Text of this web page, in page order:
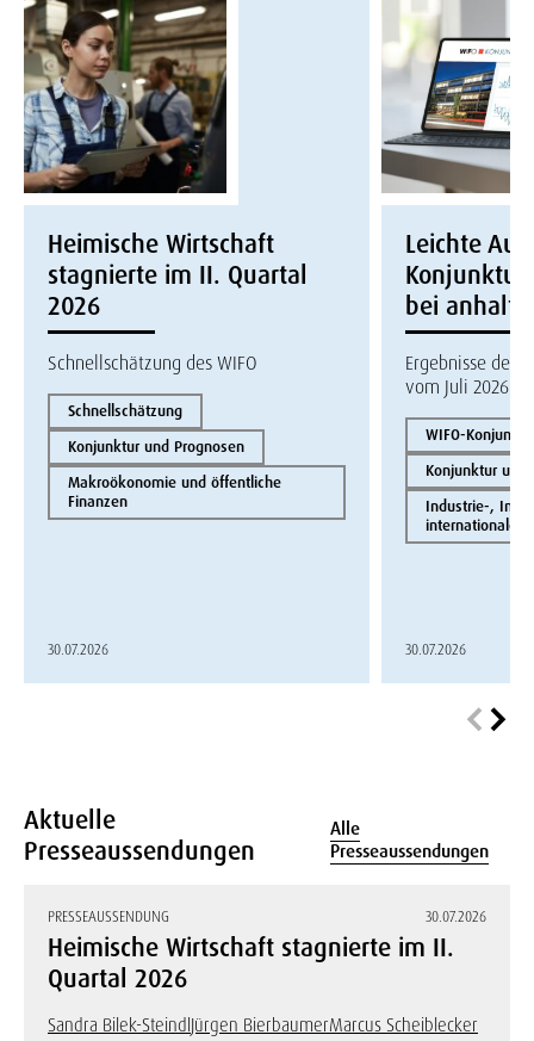
Heimische Wirtschaft
stagnierte im II. Quartal
2026
Schnellschätzung des WIFO
Schnellschätzung
Konjunktur und Prognosen
Makroökonomie und öffentliche
Finanzen
30.07.2026
Leichte
bei
Ergebnisse des
vom Juli 2026
WIFO-
Konjunktur und
Industrie-,
internationale
30.07.2026
Aktuelle
Presseaussendungen
Alle
Presseaussendungen
PRESSEAUSSENDUNG 30.07.2026
Heimische Wirtschaft stagnierte im II.
Quartal 2026
Sandra Bilek-SteindlJürgen BierbaumerMarcus Scheiblecker